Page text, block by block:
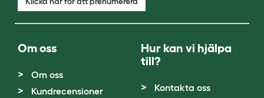
Om oss
Om oss
Kundrecensioner
Hur kan vi hjälpa
till?
Kontakta oss